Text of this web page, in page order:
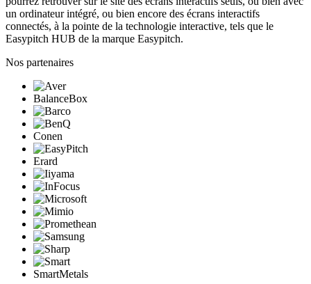
un ordinateur intégré, ou bien encore des écrans interactifs
connectés, à la pointe de la technologie interactive, tels que le
Easypitch HUB de la marque Easypitch.
Nos partenaires
BalanceBox
Conen
Erard
SmartMetals